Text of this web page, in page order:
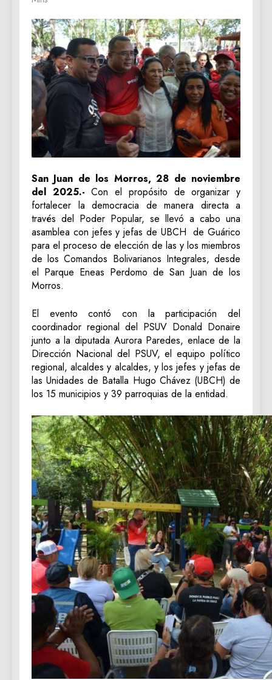
San Juan de los Morros, 28 de noviembre
del 2025.-Con el propósito de organizar y
fortalecer la democracia de manera directa a
través del Poder Popular, se llevó a cabo una
asamblea con jefes y jefas de UBCH de Guárico
para el proceso de elección de las y los miembros
de los Comandos Bolivarianos Integrales, desde
el Parque Eneas Perdomo de San Juan de los
Morros.
El evento contó con la participación del
coordinador regional del PSUV Donald Donaire
junto a la diputada Aurora Paredes, enlace de la
Dirección Nacional del PSUV, el equipo político
regional, alcaldes y alcaldes, y los jefes y jefas de
las Unidades de Batalla Hugo Chávez (UBCH) de
los 15 municipios y 39 parroquias de la entidad.